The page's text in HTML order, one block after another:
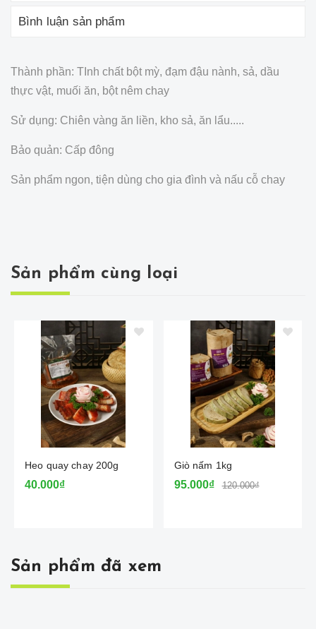
Bình luận sản phẩm
Thành phần: TInh chất bột mỳ, đạm đậu nành, sả, dầu
thực vật, muối ăn, bột nêm chay
Sử dụng: Chiên vàng ăn liền, kho sả, ăn lẩu.....
Bảo quản: Cấp đông
Sản phẩm ngon, tiện dùng cho gia đình và nấu cỗ chay
Sản phẩm cùng loại
Heo quay chay 200g
40.000₫
Giò nấm 1kg
95.000₫ 120.000₫
Sản phẩm đã xem